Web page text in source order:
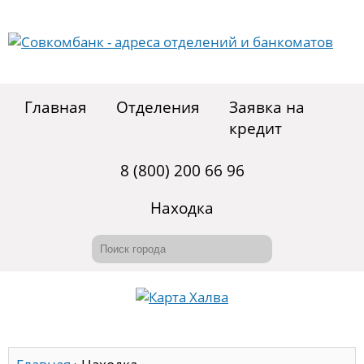
Главная Отделения
Заявка на
кредит
8 (800) 200 66 96
Находка